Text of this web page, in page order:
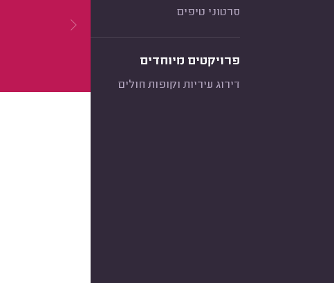
סרטוני טיפים
פרויקטים מיוחדים
דירוג עיריות וקופות חולים